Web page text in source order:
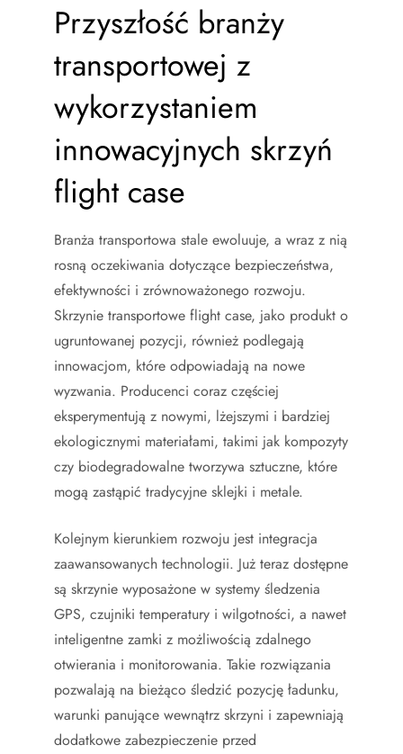
Przyszłość branży
transportowej z
wykorzystaniem
innowacyjnych skrzyń
flight case
Branża transportowa stale ewoluuje, a wraz z nią
rosną oczekiwania dotyczące bezpieczeństwa,
efektywności i zrównoważonego rozwoju.
Skrzynie transportowe flight case, jako produkt o
ugruntowanej pozycji, również podlegają
innowacjom, które odpowiadają na nowe
wyzwania. Producenci coraz częściej
eksperymentują z nowymi, lżejszymi i bardziej
ekologicznymi materiałami, takimi jak kompozyty
czy biodegradowalne tworzywa sztuczne, które
mogą zastąpić tradycyjne sklejki i metale.
Kolejnym kierunkiem rozwoju jest integracja
zaawansowanych technologii. Już teraz dostępne
są skrzynie wyposażone w systemy śledzenia
GPS, czujniki temperatury i wilgotności, a nawet
inteligentne zamki z możliwością zdalnego
otwierania i monitorowania. Takie rozwiązania
pozwalają na bieżąco śledzić pozycję ładunku,
warunki panujące wewnątrz skrzyni i zapewniają
dodatkowe zabezpieczenie przed